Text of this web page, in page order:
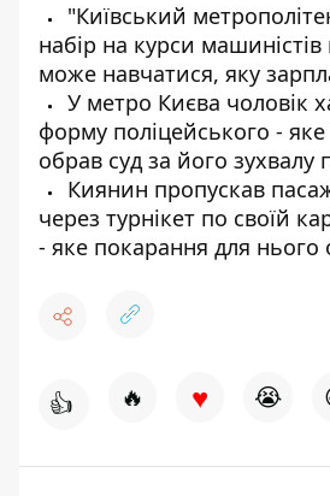
"Київський
набір на курси
може навчатися, яку
У метро Києва чоловік
форму поліцейського -
обрав суд за його зухвалу
Киянин пропускав
через турнікет по своїй
- яке покарання для нього
👍 🔥 ♥ 😭